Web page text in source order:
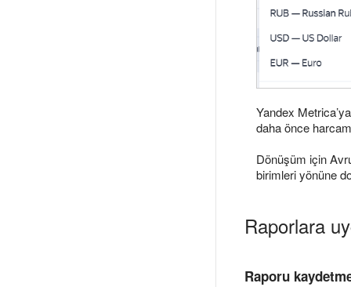
Yandex
daha önce
Dönüşüm için
birimleri yönüne
Raporlara
Raporu